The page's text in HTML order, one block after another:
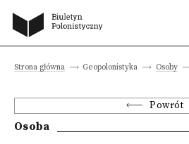
Strona główna Geopolonistyka Osoby
Powrót
Osoba